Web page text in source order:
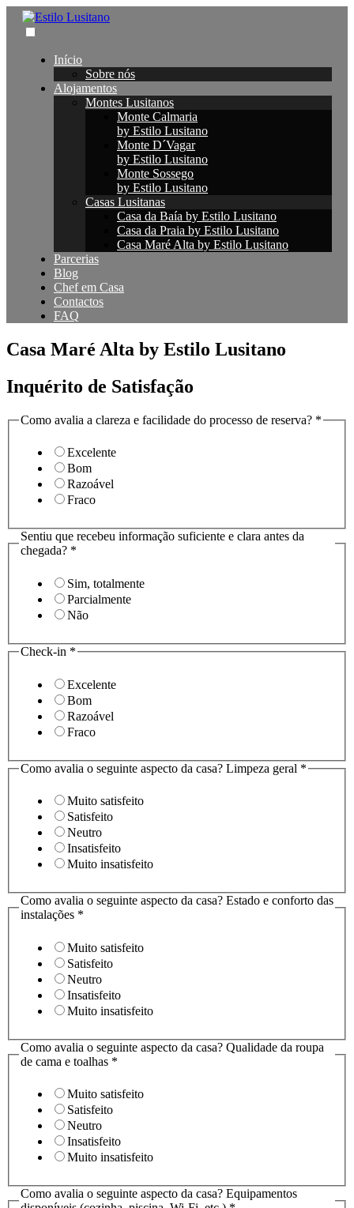
Início
Sobre nós
Alojamentos
Montes Lusitanos
Monte Calmaria
by Estilo Lusitano
Monte D´Vagar
by Estilo Lusitano
Monte Sossego
by Estilo Lusitano
Casas Lusitanas
Casa da Baía by Estilo Lusitano
Casa da Praia by Estilo Lusitano
Casa Maré Alta by Estilo Lusitano
Parcerias
Blog
Chef em Casa
Contactos
FAQ
Casa Maré Alta by Estilo Lusitano
Inquérito de Satisfação
Como avalia a clareza e facilidade do processo de reserva? *
Excelente
Bom
Razoável
Fraco
Sentiu que recebeu informação suficiente e clara antes da
chegada? *
Sim, totalmente
Parcialmente
Não
Check-in *
Excelente
Bom
Razoável
Fraco
Como avalia o seguinte aspecto da casa? Limpeza geral *
Muito satisfeito
Satisfeito
Neutro
Insatisfeito
Muito insatisfeito
Como avalia o seguinte aspecto da casa? Estado e conforto das
instalações *
Muito satisfeito
Satisfeito
Neutro
Insatisfeito
Muito insatisfeito
Check-
processo
Como avalia o seguinte aspecto da casa? Qualidade da roupa
de cama e toalhas *
Muito satisfeito
Satisfeito
Neutro
Insatisfeito
Muito insatisfeito
Como avalia o seguinte aspecto da casa? Equipamentos